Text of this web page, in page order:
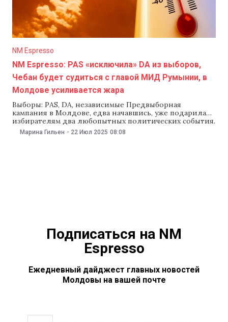
NM Espresso
NM Espresso: PAS «исключила» DA из выборов,
Чебан будет судиться с главой МИД Румынии, в
Молдове усиливается жара
Выборы: PAS, DA, независимые Предвыборная
кампания в Молдове, едва начавшись, уже подарила
избирателям два любопытных политических события.
Правящая партия PAS включила в свой
избирательный список двух представителей партии
Марина Гильен - 22 Июл 2025 08:08
Подписаться на NM
Espresso
Ежедневный дайджест главных новостей
Молдовы на вашей почте